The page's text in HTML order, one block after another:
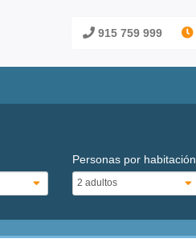
915 759 999
Personas por habitación